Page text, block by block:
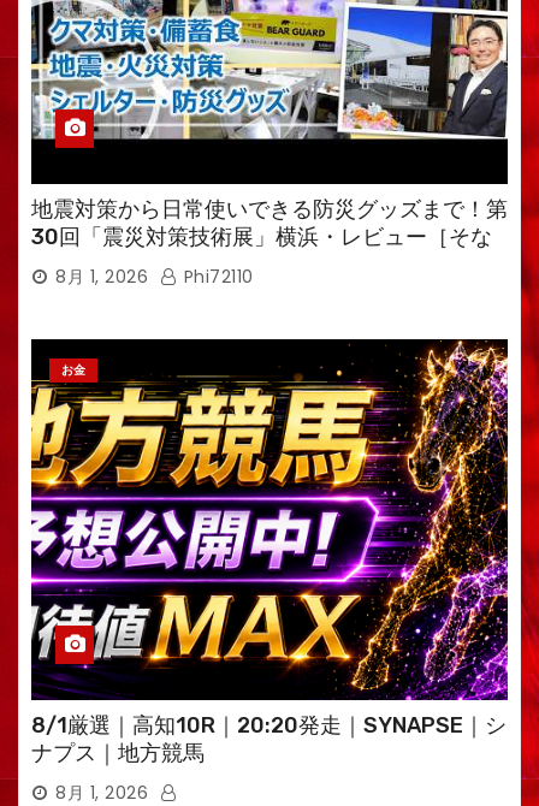
地震対策から日常使いできる防災グッズまで！第
30回「震災対策技術展」横浜・レビュー［そな
えるTV・高荷智也］
8月 1, 2026 Phi72110
お金
8/1厳選｜高知10R｜20:20発走｜SYNAPSE｜シ
ナプス｜地方競馬
8月 1, 2026